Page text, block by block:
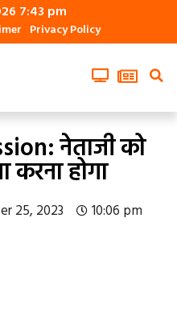
7:43 pm
Privacy Policy
नेताजी को
करना होगा
25, 2023 10:06 pm